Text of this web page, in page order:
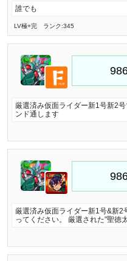
誰でも
LV極+完 ランク:345
厳選済み仮面ライダー新1号新2
ンド通します
厳選済み仮面ライダー新1号&新2
ってください。 厳選された"聖徳